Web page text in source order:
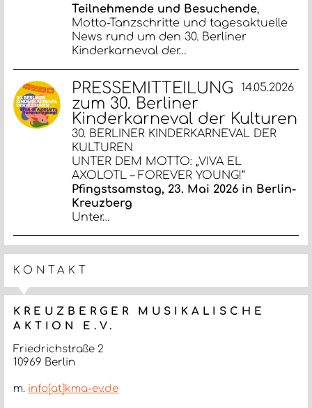
Teilnehmende und Besuchende,
Motto-Tanzschritte und tagesaktuelle
News rund um den 30. Berliner
Kinderkarneval der…
14.05.2026
PRESSEMITTEILUNG
zum 30. Berliner
Kinderkarneval der Kulturen
30. BERLINER KINDERKARNEVAL DER
KULTUREN
UNTER DEM MOTTO: „VIVA EL
AXOLOTL – FOREVER YOUNG!“
Pfingstsamstag, 23. Mai 2026 in Berlin-
Kreuzberg
Unter…
KONTAKT
KREUZBERGER MUSIKALISCHE
AKTION E.V.
Friedrichstraße 2
10969 Berlin
m. info[at]kma-ev.de